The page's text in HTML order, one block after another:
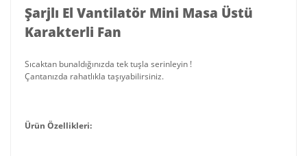
Şarjlı El Vantilatör Mini Masa Üstü
Karakterli Fan
Sıcaktan bunaldığınızda tek tuşla serinleyin !
Çantanızda rahatlıkla taşıyabilirsiniz.
Ürün Özellikleri: